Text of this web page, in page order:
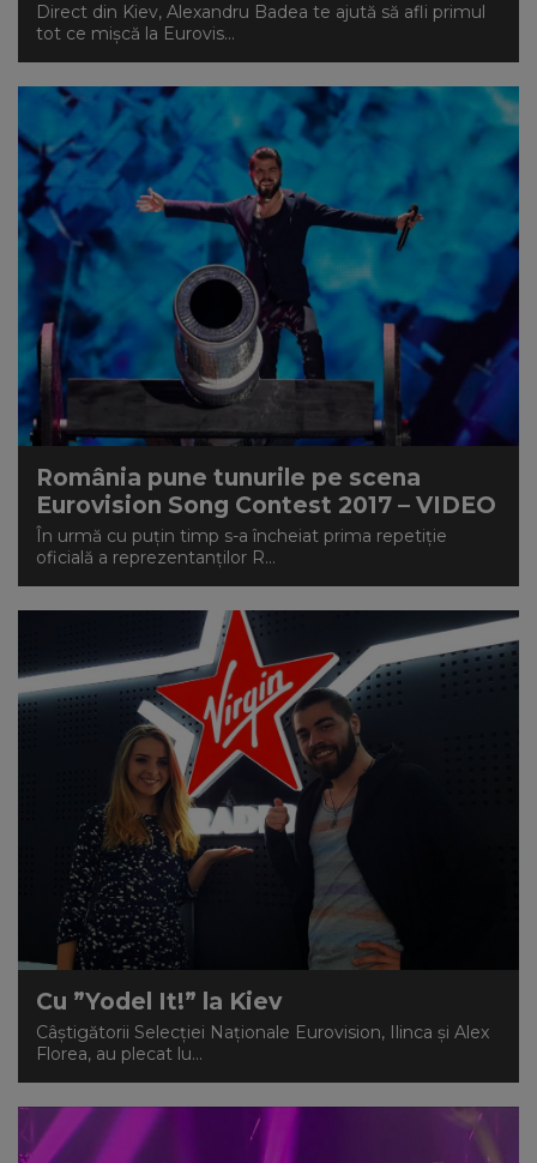
Direct din Kiev, Alexandru Badea te ajută să afli primul
tot ce mișcă la Eurovis...
România pune tunurile pe scena
Eurovision Song Contest 2017 – VIDEO
În urmă cu puțin timp s-a încheiat prima repetiție
oficială a reprezentanților R...
Cu ”Yodel It!” la Kiev
Câştigătorii Selecţiei Naţionale Eurovision, Ilinca și Alex
Florea, au plecat lu...